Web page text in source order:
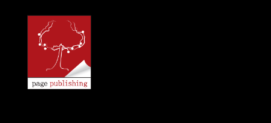
Ya no disfruta escribiendo
Mal humor
Olvido
Procrastinación